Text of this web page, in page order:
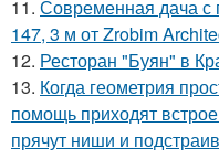
11. Современная дача
147, 3 м от Zrobim
12. Ресторан "Буян" в
13. Когда геометрия
помощь приходят
прячут ниши и